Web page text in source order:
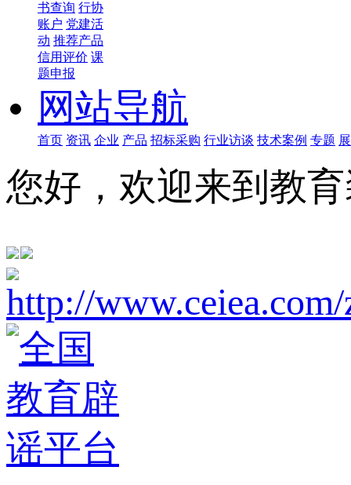
书查询 行协
账户 党建活
动 推荐产品
信用评价 课
题申报
网站导航
首页 资讯 企业 产品 招标采购 行业访谈 技术案例 专题
您好，欢迎来到教